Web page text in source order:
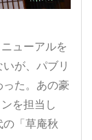
ューアルを
が、パブリ
た。あの豪
を担当し
の「草庵秋